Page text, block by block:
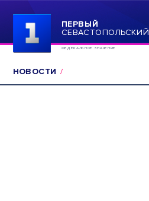
ПЕРВЫЙ
СЕВАСТОПОЛЬСКИЙ
ФЕДЕРАЛЬНОЕ ЗНАЧЕНИЕ
НОВОСТИ